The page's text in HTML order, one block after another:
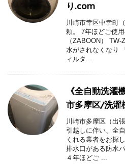
り.com
川崎市幸区中幸町
頼。 7年ほどご使
（ZABOON）
水がされなくなり
ィルタ ...
《全自動洗濯
市多摩区/洗濯
川崎市多摩区（出
引越しに伴い、全
くれる業者をお探
排水口がある防水
４年ほどご ...